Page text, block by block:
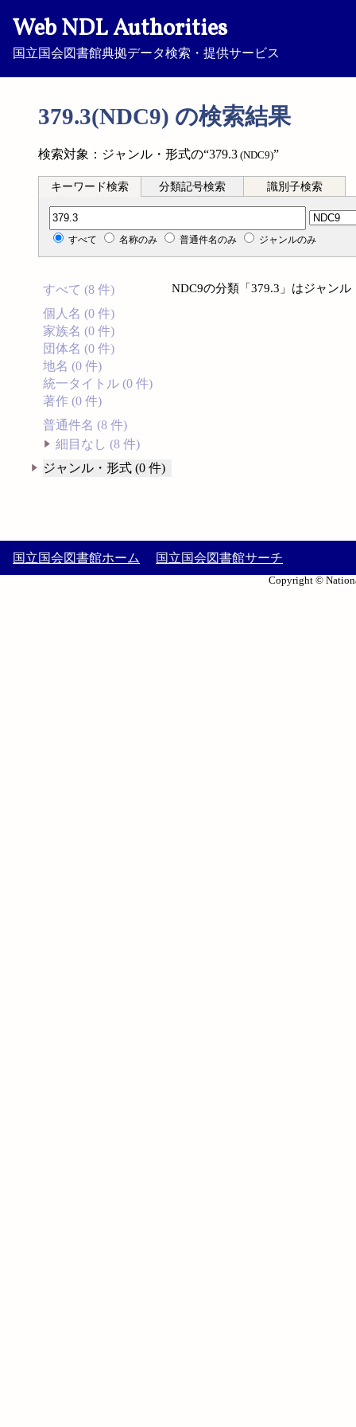
Web NDL Authorities
国立国会図書館典拠データ検索・提供サービス
379.3(NDC9) の検索結果
検索対象：ジャンル・形式の“379.3 (NDC9)”
キーワード検索 分類記号検索 識別子検索
分類記号検索
すべて 名称のみ 普通件名のみ ジャンルのみ
すべて (8 件)
個人名 (0 件)
家族名 (0 件)
団体名 (0 件)
地名 (0 件)
統一タイトル (0 件)
著作 (0 件)
普通件名 (8 件)
細目なし (8 件)
ジャンル・形式 (0 件)
NDC9の分類「379.3」はジャン
国立国会図書館ホーム 国立国会図書館サーチ
Copyright ©